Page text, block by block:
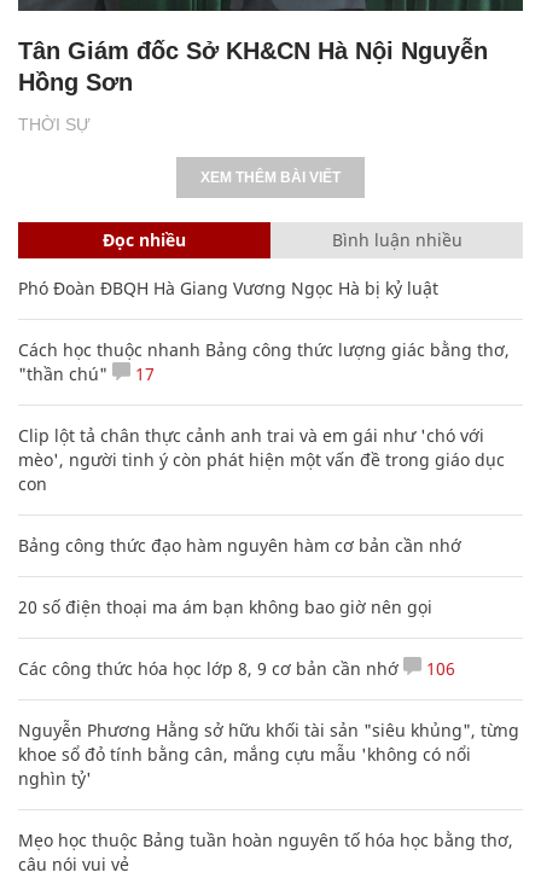
THỜI SỰ
Tân Giám đốc Sở KH&CN Hà Nội Nguyễn
Hồng Sơn
XEM THÊM BÀI VIẾT
Đọc nhiều Bình luận nhiều
Phó Đoàn ĐBQH Hà Giang Vương Ngọc Hà bị kỷ luật
Cách học thuộc nhanh Bảng công thức lượng giác bằng thơ,
"thần chú"
17
Clip lột tả chân thực cảnh anh trai và em gái như 'chó với
mèo', người tinh ý còn phát hiện một vấn đề trong giáo dục
con
Bảng công thức đạo hàm nguyên hàm cơ bản cần nhớ
20 số điện thoại ma ám bạn không bao giờ nên gọi
Các công thức hóa học lớp 8, 9 cơ bản cần nhớ 106
Nguyễn Phương Hằng sở hữu khối tài sản "siêu khủng", từng
khoe sổ đỏ tính bằng cân, mắng cựu mẫu 'không có nổi
nghìn tỷ'
Mẹo học thuộc Bảng tuần hoàn nguyên tố hóa học bằng thơ,
câu nói vui vẻ